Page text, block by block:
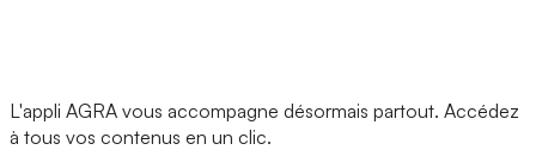
L'appli AGRA vous accompagne désormais partout. Accédez
à tous vos contenus en un clic.